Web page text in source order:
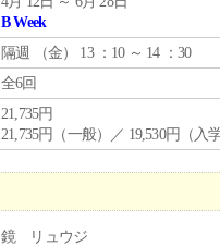
B Week
隔週 （金） 13 ：10 ～ 14 ：30
全6回
21,735円
21,735円（一般）／ 19,530円（入
鏡 リュウジ